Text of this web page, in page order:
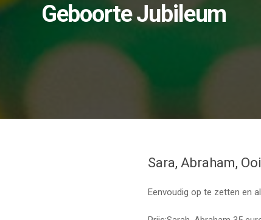
Geboorte Jubileum
Sara, Abraham,
Eenvoudig op te zetten en